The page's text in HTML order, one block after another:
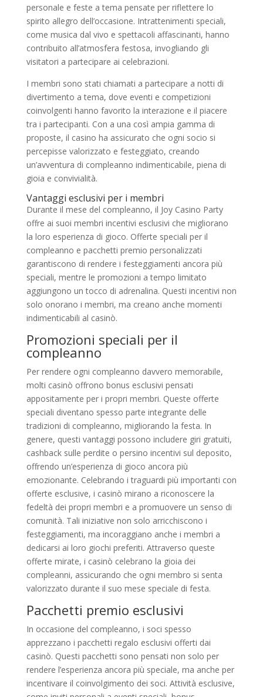
personale e feste a tema pensate per riflettere lo
spirito allegro dell’occasione. Intrattenimenti speciali,
come musica dal vivo e spettacoli affascinanti, hanno
contribuito all’atmosfera festosa, invogliando gli
visitatori a partecipare ai celebrazioni.
I membri sono stati chiamati a partecipare a notti di
divertimento a tema, dove eventi e competizioni
coinvolgenti hanno favorito la interazione e il piacere
tra i partecipanti. Con a una così ampia gamma di
proposte, il casino ha assicurato che ogni socio si
percepisse valorizzato e festeggiato, creando
un’avventura di compleanno indimenticabile, piena di
gioia e convivialità.
Vantaggi esclusivi per i membri
Durante il mese del compleanno, il Joy Casino Party
offre ai suoi membri incentivi esclusivi che migliorano
la loro esperienza di gioco. Offerte speciali per il
compleanno e pacchetti premio personalizzati
garantiscono di rendere i festeggiamenti ancora più
speciali, mentre le promozioni a tempo limitato
aggiungono un tocco di adrenalina. Questi incentivi non
solo onorano i membri, ma creano anche momenti
indimenticabili al casinò.
Promozioni speciali per il
compleanno
Per rendere ogni compleanno davvero memorabile,
molti casinò offrono bonus esclusivi pensati
appositamente per i propri membri. Queste offerte
speciali diventano spesso parte integrante delle
tradizioni di compleanno, migliorando la festa. In
genere, questi vantaggi possono includere giri gratuiti,
cashback sulle perdite o persino incentivi sul deposito,
offrendo un’esperienza di gioco ancora più
emozionante. Celebrando i traguardi più importanti con
offerte esclusive, i casinò mirano a riconoscere la
fedeltà dei propri membri e a promuovere un senso di
comunità. Tali iniziative non solo arricchiscono i
festeggiamenti, ma incoraggiano anche i membri a
dedicarsi ai loro giochi preferiti. Attraverso queste
offerte mirate, i casinò celebrano la gioia dei
compleanni, assicurando che ogni membro si senta
valorizzato durante il suo mese speciale di festa.
Pacchetti premio esclusivi
In occasione del compleanno, i soci spesso
apprezzano i pacchetti regalo esclusivi offerti dai
casinò. Questi pacchetti sono pensati non solo per
rendere l’esperienza ancora più speciale, ma anche per
incentivare il coinvolgimento dei soci. Attività esclusive,